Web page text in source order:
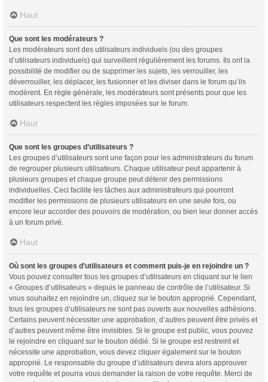
Haut
Que sont les modérateurs ?
Les modérateurs sont des utilisateurs individuels (ou des groupes
d’utilisateurs individuels) qui surveillent régulièrement les forums. Ils ont la
possibilité de modifier ou de supprimer les sujets, les verrouiller, les
déverrouiller, les déplacer, les fusionner et les diviser dans le forum qu’ils
modèrent. En règle générale, les modérateurs sont présents pour que les
utilisateurs respectent les règles imposées sur le forum.
Haut
Que sont les groupes d’utilisateurs ?
Les groupes d’utilisateurs sont une façon pour les administrateurs du forum
de regrouper plusieurs utilisateurs. Chaque utilisateur peut appartenir à
plusieurs groupes et chaque groupe peut détenir des permissions
individuelles. Ceci facilite les tâches aux administrateurs qui pourront
modifier les permissions de plusieurs utilisateurs en une seule fois, ou
encore leur accorder des pouvoirs de modération, ou bien leur donner accès
à un forum privé.
Haut
Où sont les groupes d’utilisateurs et comment puis-je en rejoindre un ?
Vous pouvez consulter tous les groupes d’utilisateurs en cliquant sur le lien
« Groupes d’utilisateurs » depuis le panneau de contrôle de l’utilisateur. Si
vous souhaitez en rejoindre un, cliquez sur le bouton approprié. Cependant,
tous les groupes d’utilisateurs ne sont pas ouverts aux nouvelles adhésions.
Certains peuvent nécessiter une approbation, d’autres peuvent être privés et
d’autres peuvent même être invisibles. Si le groupe est public, vous pouvez
le rejoindre en cliquant sur le bouton dédié. Si le groupe est restreint et
nécessite une approbation, vous devez cliquer également sur le bouton
approprié. Le responsable du groupe d’utilisateurs devra alors approuver
votre requête et pourra vous demander la raison de votre requête. Merci de